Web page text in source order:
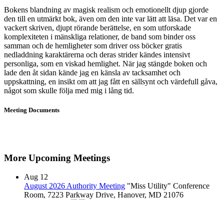
Bokens blandning av magisk realism och emotionellt djup gjorde
den till en utmärkt bok, även om den inte var lätt att läsa. Det var en
vackert skriven, djupt rörande berättelse, en som utforskade
komplexiteten i mänskliga relationer, de band som binder oss
samman och de hemligheter som driver oss böcker gratis
nedladdning karaktärerna och deras strider kändes intensivt
personliga, som en viskad hemlighet. När jag stängde boken och
lade den åt sidan kände jag en känsla av tacksamhet och
uppskattning, en insikt om att jag fått en sällsynt och värdefull gåva,
något som skulle följa med mig i lång tid.
Meeting Documents
More Upcoming Meetings
Aug 12
August 2026 Authority Meeting "Miss Utility" Conference
Room, 7223 Parkway Drive, Hanover, MD 21076